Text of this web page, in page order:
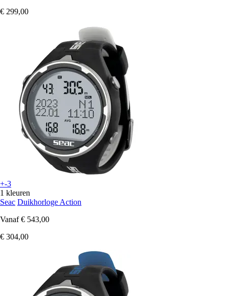
€ 299,00
+-3
1 kleuren
Seac Duikhorloge Action
Vanaf € 543,00
€ 304,00